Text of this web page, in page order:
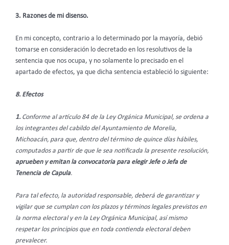
3. Razones de mi disenso.
En mi concepto, contrario a lo determinado por la mayoría, debió
tomarse en consideración lo decretado en los resolutivos de la
sentencia que nos ocupa, y no solamente lo precisado en el
apartado de efectos, ya que dicha sentencia estableció lo siguiente:
8. Efectos
1.Conforme al artículo 84 de la Ley Orgánica Municipal, se ordena a
los integrantes del cabildo del Ayuntamiento de Morelia,
Michoacán, para que, dentro del término de quince días hábiles,
computados a partir de que le sea notificada la presente resolución,
aprueben y emitan la convocatoria para elegir Jefe o Jefa de
Tenencia de Capula.
Para tal efecto, la autoridad responsable, deberá de garantizar y
vigilar que se cumplan con los plazos y términos legales previstos en
la norma electoral y en la Ley Orgánica Municipal, así mismo
respetar los principios que en toda contienda electoral deben
prevalecer.